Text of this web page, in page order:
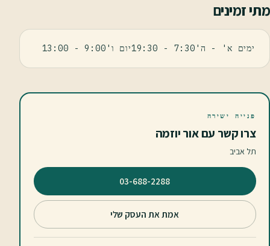
מתי זמינים
ימים א' - ה'7:30 - 19:30יום ו'9:00 - 13:00
פנייה ישירה
צרו קשר עם אור יוזמה
תל אביב
⁦03-688-2288⁩
אמת את העסק שלי